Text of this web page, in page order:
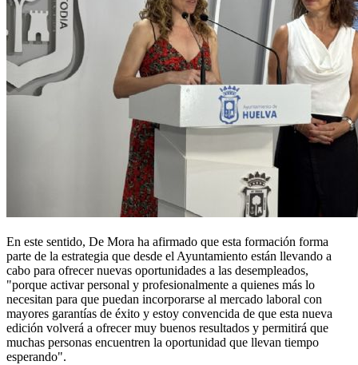
En este sentido, De Mora ha afirmado que esta formación forma
parte de la estrategia que desde el Ayuntamiento están llevando a
cabo para ofrecer nuevas oportunidades a las desempleados,
"porque activar personal y profesionalmente a quienes más lo
necesitan para que puedan incorporarse al mercado laboral con
mayores garantías de éxito y estoy convencida de que esta nueva
edición volverá a ofrecer muy buenos resultados y permitirá que
muchas personas encuentren la oportunidad que llevan tiempo
esperando".